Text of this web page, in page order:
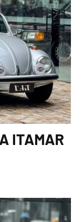
ITAMAR